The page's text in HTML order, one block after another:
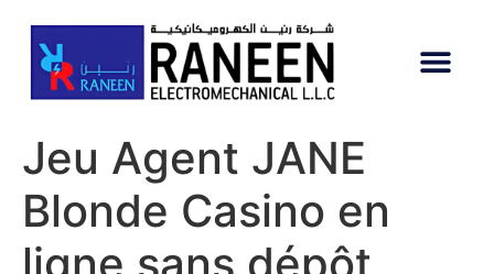
Jeu Agent JANE
Blonde Casino en
ligne sans dépôt